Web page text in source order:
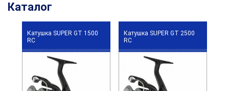
Каталог
Катушка SUPER GT 1500
RC
Катушка SUPER GT 2500
RC